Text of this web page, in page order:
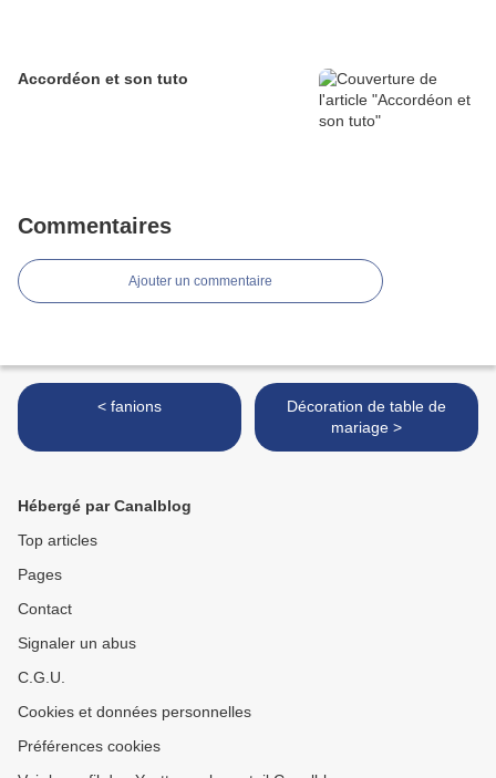
Accordéon et son tuto
Commentaires
Ajouter un commentaire
< fanions
Décoration de table de
mariage >
Hébergé par Canalblog
Top articles
Pages
Contact
Signaler un abus
C.G.U.
Cookies et données personnelles
Préférences cookies